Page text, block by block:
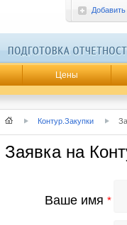
Цены
Контур.Закупки
Заявка на
Ваше имя *